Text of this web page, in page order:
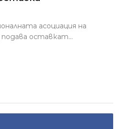
асоциация на
оставкат...